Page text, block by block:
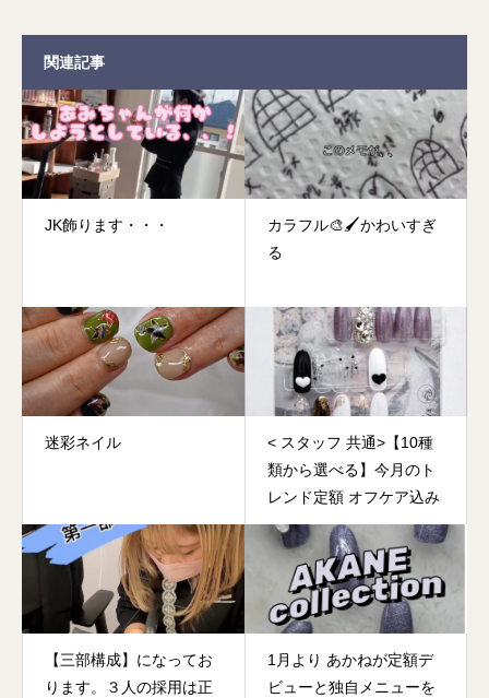
関連記事
JK飾ります・・・
カラフル🎨🖌️かわいすぎ
る
迷彩ネイル
< スタッフ 共通>【10種
類から選べる】今月のト
レンド定額 オフケア込み
【三部構成】になってお
ります。３人の採用は正
1月より あかねが定額デ
ビューと独自メニューを